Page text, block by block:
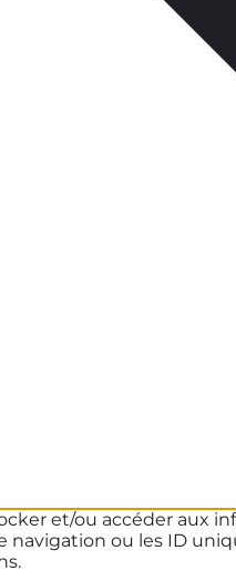
et/ou accéder aux
ou les ID